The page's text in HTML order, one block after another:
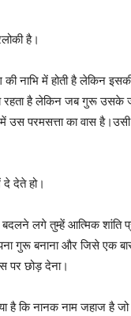
है।
नाभि में होती है लेकिन
रहता है लेकिन जब गुरू उसके
उस परमसत्ता का वास
देते हो।
लगे तुम्हें आत्मिक शांति
गुरू बनाना और जिसे एक बार
छोड़ देना।
है कि नानक नाम जहाज है